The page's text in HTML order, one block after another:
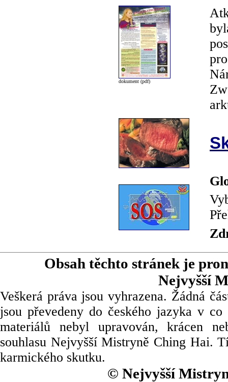
dokument (pdf)
Obsah těchto stránek je
Nejvyšší
Veškerá práva jsou vyhrazena. Žádná
jsou převedeny do českého jazyka v
materiálů nebyl upravován, krácen
souhlasu Nejvyšší Mistryně Ching Hai.
karmického skutku.
© Nejvyšší